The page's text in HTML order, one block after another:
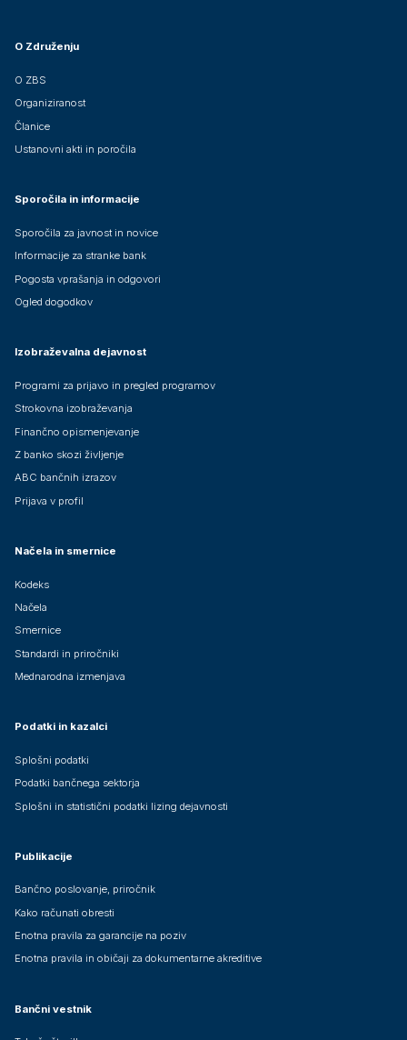
O Združenju
O ZBS
Organiziranost
Članice
Ustanovni akti in poročila
Sporočila in informacije
Sporočila za javnost in novice
Informacije za stranke bank
Pogosta vprašanja in odgovori
Ogled dogodkov
Izobraževalna dejavnost
Programi za prijavo in pregled programov
Strokovna izobraževanja
Finančno opismenjevanje
Z banko skozi življenje
ABC bančnih izrazov
Prijava v profil
Načela in smernice
Kodeks
Načela
Smernice
Standardi in priročniki
Mednarodna izmenjava
Podatki in kazalci
Splošni podatki
Podatki bančnega sektorja
Splošni in statistični podatki lizing dejavnosti
Publikacije
Bančno poslovanje, priročnik
Kako računati obresti
Enotna pravila za garancije na poziv
Enotna pravila in običaji za dokumentarne akreditive
Bančni vestnik